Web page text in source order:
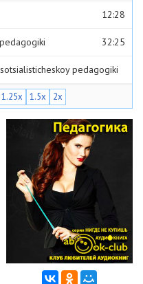
12:28
32:25
pedagogiki
issledovaniy
pedagogika 11:42
na razvitie cheloveka
37:27
shkolnika 12:21
pedagogov na razvitie i
08:12
05:57
1.25x 1.5x 2x